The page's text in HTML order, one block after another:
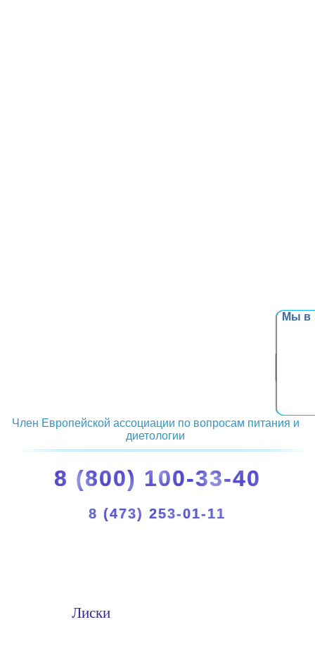
Мы в
Член Европейской ассоциации по вопросам питания и
диетологии
8 (800) 100-33-40
8 (473) 253-01-11
Лиски